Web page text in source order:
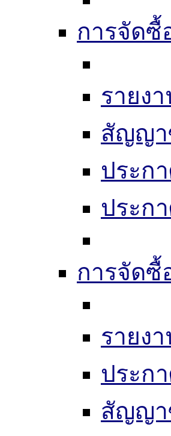
การจัดซื้
รายง
สัญญา
ประก
ประก
การจัดซื้
รายง
ประก
สัญญา